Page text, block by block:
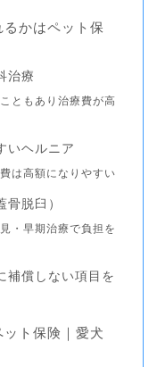
かはペット保
治療
ともあり治療費が高
いヘルニア
は高額になりやすい
骨脱臼）
・早期治療で負担を
補償しない項目を
ト保険｜愛犬